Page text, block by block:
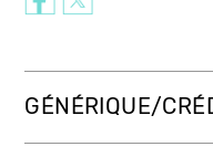
GÉNÉRIQUE/